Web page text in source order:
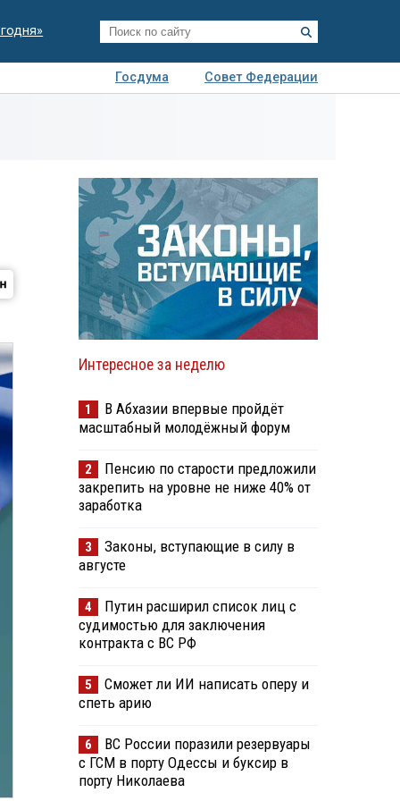
Госдума
Совет Федерации
Интересное за неделю
1
В Абхазии впервые пройдёт
масштабный молодёжный форум
2
Пенсию по старости предложили
закрепить на уровне не ниже 40% от
заработка
3
Законы, вступающие в силу в
августе
4
Путин расширил список лиц с
судимостью для заключения
контракта с ВС РФ
5
Сможет ли ИИ написать оперу и
спеть арию
6
ВС России поразили резервуары
с ГСМ в порту Одессы и буксир в
порту Николаева